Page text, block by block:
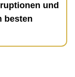
und
besten